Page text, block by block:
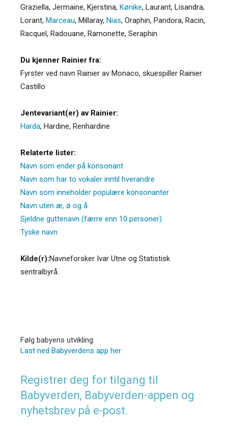
Graziella, Jermaine, Kjerstina, Kønike, Laurant, Lisandra,
Lorant, Marceau, Millaray, Nias, Oraphin, Pandora, Racin,
Racquel, Radouane, Ramonette, Seraphin
Du kjenner Rainier fra:
Fyrster ved navn Rainier av Monaco, skuespiller Rainier
Castillo
Jentevariant(er) av Rainier:
Harda, Hardine, Renhardine
Relaterte lister:
Navn som ender på konsonant
Navn som har to vokaler inntil hverandre
Navn som inneholder populære konsonanter
Navn uten æ, ø og å
Sjeldne guttenavn (færre enn 10 personer)
Tyske navn
Kilde(r):Navneforsker Ivar Utne og Statistisk
sentralbyrå.
Følg babyens utvikling:
Last ned Babyverdens app her
Registrer deg for tilgang til
Babyverden, Babyverden-appen og
nyhetsbrev på e-post.